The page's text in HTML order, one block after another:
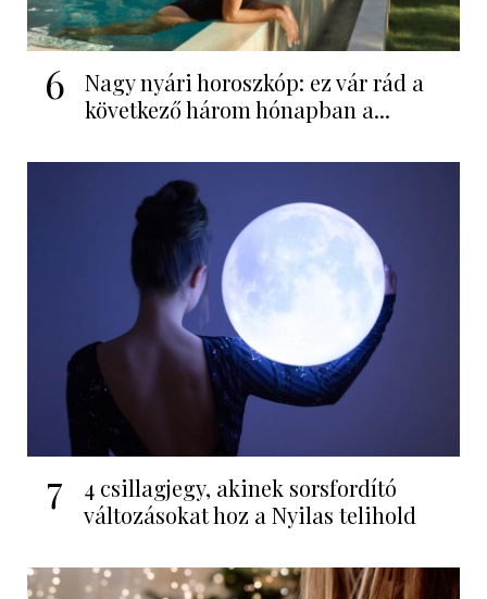
6
Nagy nyári horoszkóp: ez vár rád a
következő három hónapban a...
7
4 csillagjegy, akinek sorsfordító
változásokat hoz a Nyilas telihold